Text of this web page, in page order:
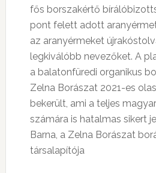
fős borszakértő
pont felett adott
az aranyérmeket
legkiválóbb nevezőket. A
a balatonfüredi organikus
Zelna Borászat 2021-es
bekerült, ami a teljes
számára is hatalmas sikert
Barna, a Zelna Borászat
társalapítója